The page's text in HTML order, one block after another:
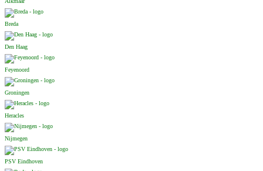
Breda
Den Haag
Feyenoord
Groningen
Heracles
Nijmegen
PSV Eindhoven